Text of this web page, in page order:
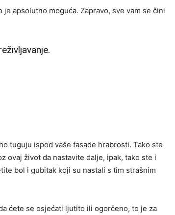
apsolutno moguća. Zapravo, sve vam se čini
tuguju ispod vaše fasade hrabrosti. Tako ste
ovaj život da nastavite dalje, ipak, tako ste i
bol i gubitak koji su nastali s tim strašnim
ćete se osjećati ljutito ili ogorčeno, to je za